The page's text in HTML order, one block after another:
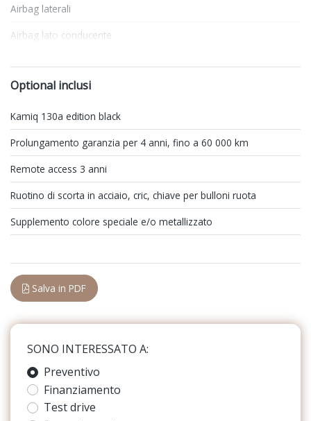
Airbag laterali
Airbag lato conducente
Airbag per la testa
Alzacristalli elettrici anteriori e posteriori
Antifurto
Appendiabiti
ASR Anti-Slip Regulation
Assistente al parcheggio
Assistente per il rimorchio
Barre portabagagli
Blocco differenziale
Bluetooth®
Bracciolo anteriore
Cassetto portaoggetti
Optional inclusi
Kamiq 130a edition black
Prolungamento garanzia per 4 anni, fino a 60 000 km
Remote access 3 anni
Ruotino di scorta in acciaio, cric, chiave per bulloni ruota
Supplemento colore speciale e/o metallizzato
Salva in PDF
SONO INTERESSATO A:
Preventivo
Finanziamento
Test drive